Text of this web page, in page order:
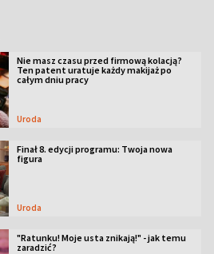
Nie masz czasu przed firmową kolacją?
Ten patent uratuje każdy makijaż po
całym dniu pracy
Uroda
Finał 8. edycji programu: Twoja nowa
figura
Uroda
"Ratunku! Moje usta znikają!" - jak temu
zaradzić?